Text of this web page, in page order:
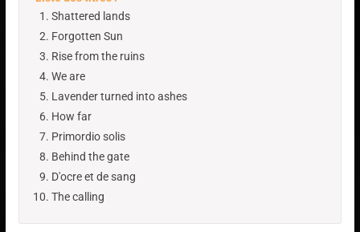
Shattered lands
Forgotten Sun
Rise from the ruins
We are
Lavender turned into ashes
How far
Primordio solis
Behind the gate
D'ocre et de sang
The calling